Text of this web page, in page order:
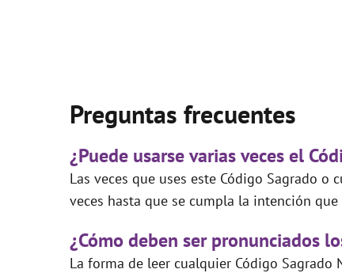
Preguntas frecuentes
¿Puede usarse varias veces el
Las veces que uses este Código Sagrado o
veces hasta que se cumpla la intención
¿Cómo deben ser pronunciados
La forma de leer cualquier Código Sagrado